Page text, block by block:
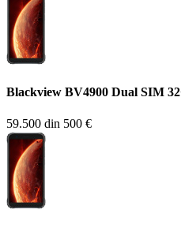
Blackview BV4900 Dual SIM
59.500 din 500 €